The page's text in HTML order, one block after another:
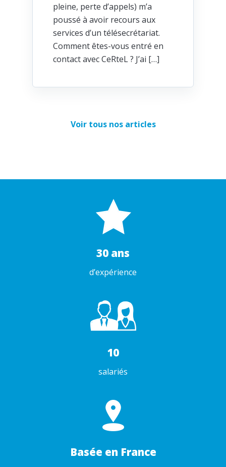
pleine, perte d’appels) m’a
poussé à avoir recours aux
services d’un télésecrétariat.
Comment êtes-vous entré en
contact avec CeRteL ? J’ai […]
Voir tous nos articles
30 ans
d’expérience
10
salariés
Basée en France